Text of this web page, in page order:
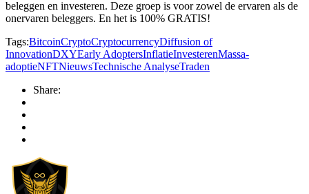
beleggen en investeren. Deze groep is voor zowel de ervaren als de
onervaren beleggers. En het is 100% GRATIS!
Tags:BitcoinCryptoCryptocurrencyDiffusion of
InnovationDXYEarly AdoptersInflatieInvesterenMassa-
adoptieNFTNieuwsTechnische AnalyseTraden
Share: